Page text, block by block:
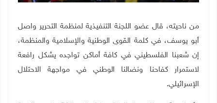
من ناحيته، قال عضو اللجنة التنفيذية لمنظمة التحرير واصل
أبو يوسف، في كلمة القوى الوطنية والإسلامية والمنظمة،
إن شعبنا الفلسطيني في كافة أماكن تواجده يشكل رافعة
لاستمرار كفاحنا ونضالنا الوطني في مواجهة الاحتلال
الإسرائيلي.